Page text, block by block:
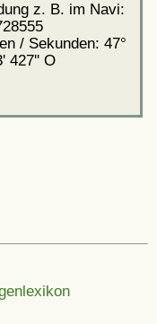
z. B. im Navi:
/ Sekunden: 47°
427'' O